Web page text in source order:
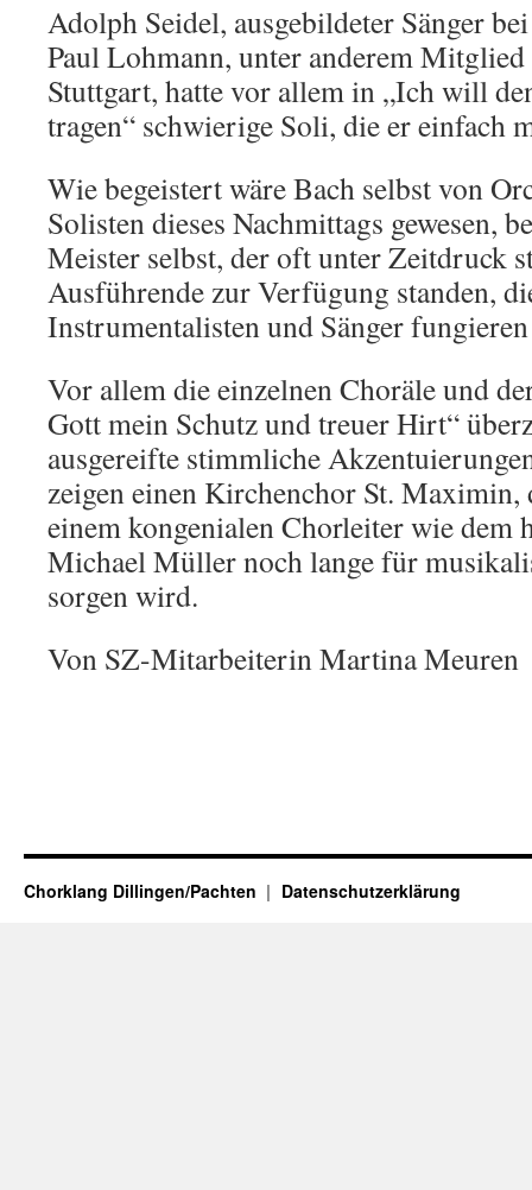
Adolph Seidel, ausgebildeter Sänger
Paul Lohmann, unter anderem
Stuttgart, hatte vor allem in „Ich will
tragen“ schwierige Soli, die er einfach
Wie begeistert wäre Bach selbst von
Solisten dieses Nachmittags gewesen,
Meister selbst, der oft unter Zeitdruck
Ausführende zur Verfügung standen,
Instrumentalisten und Sänger
Vor allem die einzelnen Choräle und
Gott mein Schutz und treuer Hirt“
ausgereifte stimmliche
zeigen einen Kirchenchor St. Maximin,
einem kongenialen Chorleiter wie dem
Michael Müller noch lange für
sorgen wird.
Von SZ-Mitarbeiterin Martina Meuren
Chorklang Dillingen/Pachten Datenschutzerklärung